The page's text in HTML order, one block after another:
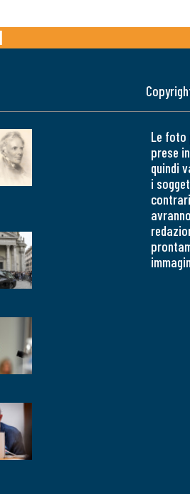
Le foto
prese
quindi
i